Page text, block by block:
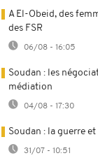
A El-Obeid, des
des FSR
06/08 - 16:05
Soudan : les
médiation
04/08 - 17:30
Soudan : la guerre
31/07 - 10:51